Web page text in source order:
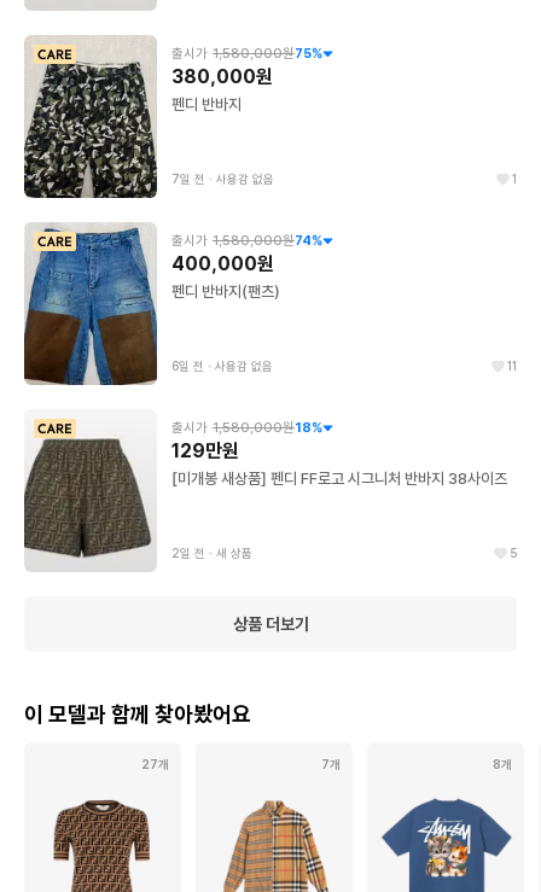
출시가 1,580,000원75%
380,000원
펜디 반바지
7일 전 ∙ 사용감 없음 1
출시가 1,580,000원74%
400,000원
펜디 반바지(팬츠)
6일 전 ∙ 사용감 없음 11
출시가 1,580,000원18%
129만원
[미개봉 새상품] 펜디 FF로고 시그니처 반바지 38사이즈
2일 전 ∙ 새 상품 5
상품 더보기
이 모델과 함께 찾아봤어요
27개 7개 8개